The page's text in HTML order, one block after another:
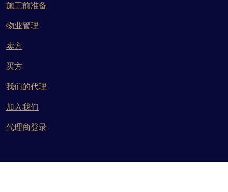
施工前准备
物业管理
卖方
买方
我们的代理
加入我们
代理商登录